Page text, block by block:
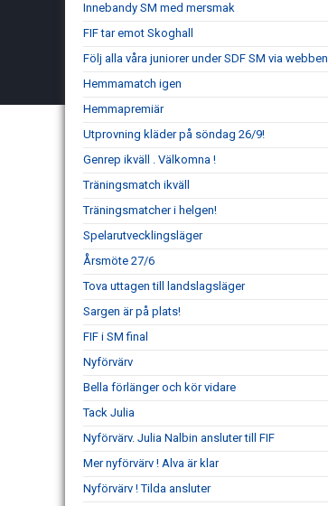
Innebandy SM med mersmak
FIF tar emot Skoghall
Följ alla våra juniorer under SDF SM via webben
Hemmamatch igen
Hemmapremiär
Utprovning kläder på söndag 26/9!
Genrep ikväll . Välkomna !
Träningsmatch ikväll
Träningsmatcher i helgen!
Spelarutvecklingsläger
Årsmöte 27/6
Tova uttagen till landslagsläger
Sargen är på plats!
FIF i SM final
Nyförvärv
Bella förlänger och kör vidare
Tack Julia
Nyförvärv. Julia Nalbin ansluter till FIF
Mer nyförvärv ! Alva är klar
Nyförvärv ! Tilda ansluter